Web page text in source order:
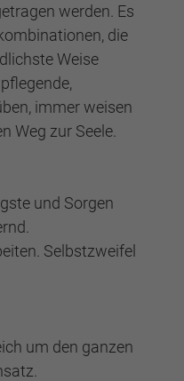
werden. Es
die
Weise
immer weisen
Weg zur Seele.
und Sorgen
Selbstzweifel
um den ganzen